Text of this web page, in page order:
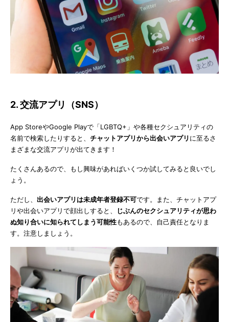
2. 交流アプリ（SNS）
App StoreやGoogle Playで「LGBTQ+」や各種セクシュアリティの
名前で検索したりすると、 チャットアプリから出会いアプリに至るさ
まざまな交流アプリが出てきます！
たくさんあるので、もし興味があればいくつか試してみると良いでし
ょう。
ただし、 出会いアプリは未成年者登録不可です。また、チャットアプ
リや出会いアプリで顔出しすると、
じぶんのセクシュアリティが思わ
ぬ知り合いに知られてしまう可能性もあるので、自己責任となりま
す。注意しましょう。